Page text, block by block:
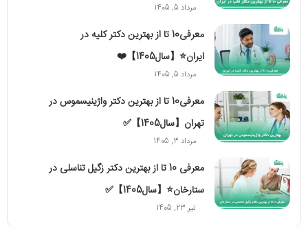
مرداد 5, 1405
معرفی10 تا از بهترین دکتر کلیه در
ایران⭐【سال1405】❤️
مرداد 5, 1405
معرفی10 تا از بهترین دکتر واژینیسموس در
تهران【سال1405】✅
مرداد 3, 1405
معرفی 10 تا از بهترین دکتر زگیل تناسلی در
ستارخان⭐【سال1405】✅
تیر 23, 1405